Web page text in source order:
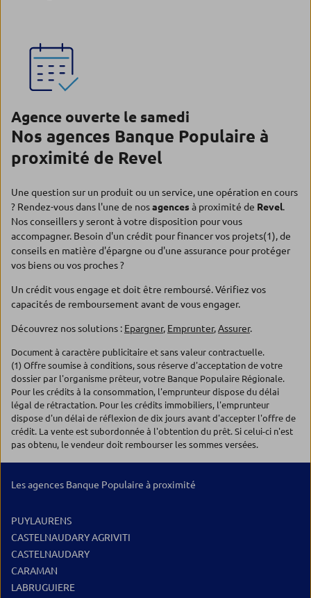
Agence ouverte le samedi
Nos agences Banque Populaire à
proximité de Revel
Une question sur un produit ou un service, une opération en cours
? Rendez-vous dans l'une de nosagencesà proximité de Revel.
Nos conseillers y seront à votre disposition pour vous
accompagner. Besoin d'un crédit pour financer vos projets(1), de
conseils en matière d'épargne ou d'une assurance pour protéger
vos biens ou vos proches ?
Un crédit vous engage et doit être remboursé. Vérifiez vos
capacités de remboursement avant de vous engager.
Découvrez nos solutions : Epargner, Emprunter,Assurer.
Document à caractère publicitaire et sans valeur contractuelle.
(1) Offre soumise à conditions, sous réserve d'acceptation de votre
dossier par l'organisme prêteur, votre Banque Populaire Régionale.
Pour les crédits à la consommation, l'emprunteur dispose du délai
légal de rétractation. Pour les crédits immobiliers, l'emprunteur
dispose d'un délai de réflexion de dix jours avant d'accepter l'offre de
crédit. La vente est subordonnée à l'obtention du prêt. Si celui-ci n'est
pas obtenu, le vendeur doit rembourser les sommes versées.
Les agences Banque Populaire à proximité
PUYLAURENS
CASTELNAUDARY AGRIVITI
CASTELNAUDARY
CARAMAN
LABRUGUIERE